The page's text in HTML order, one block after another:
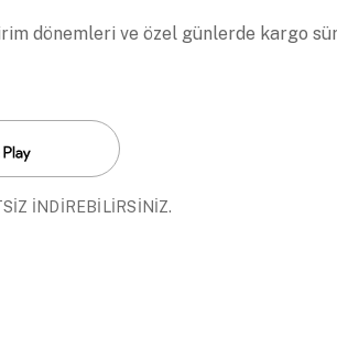
dönemleri ve özel günlerde kargo
İNDİREBİLİRSİNİZ.